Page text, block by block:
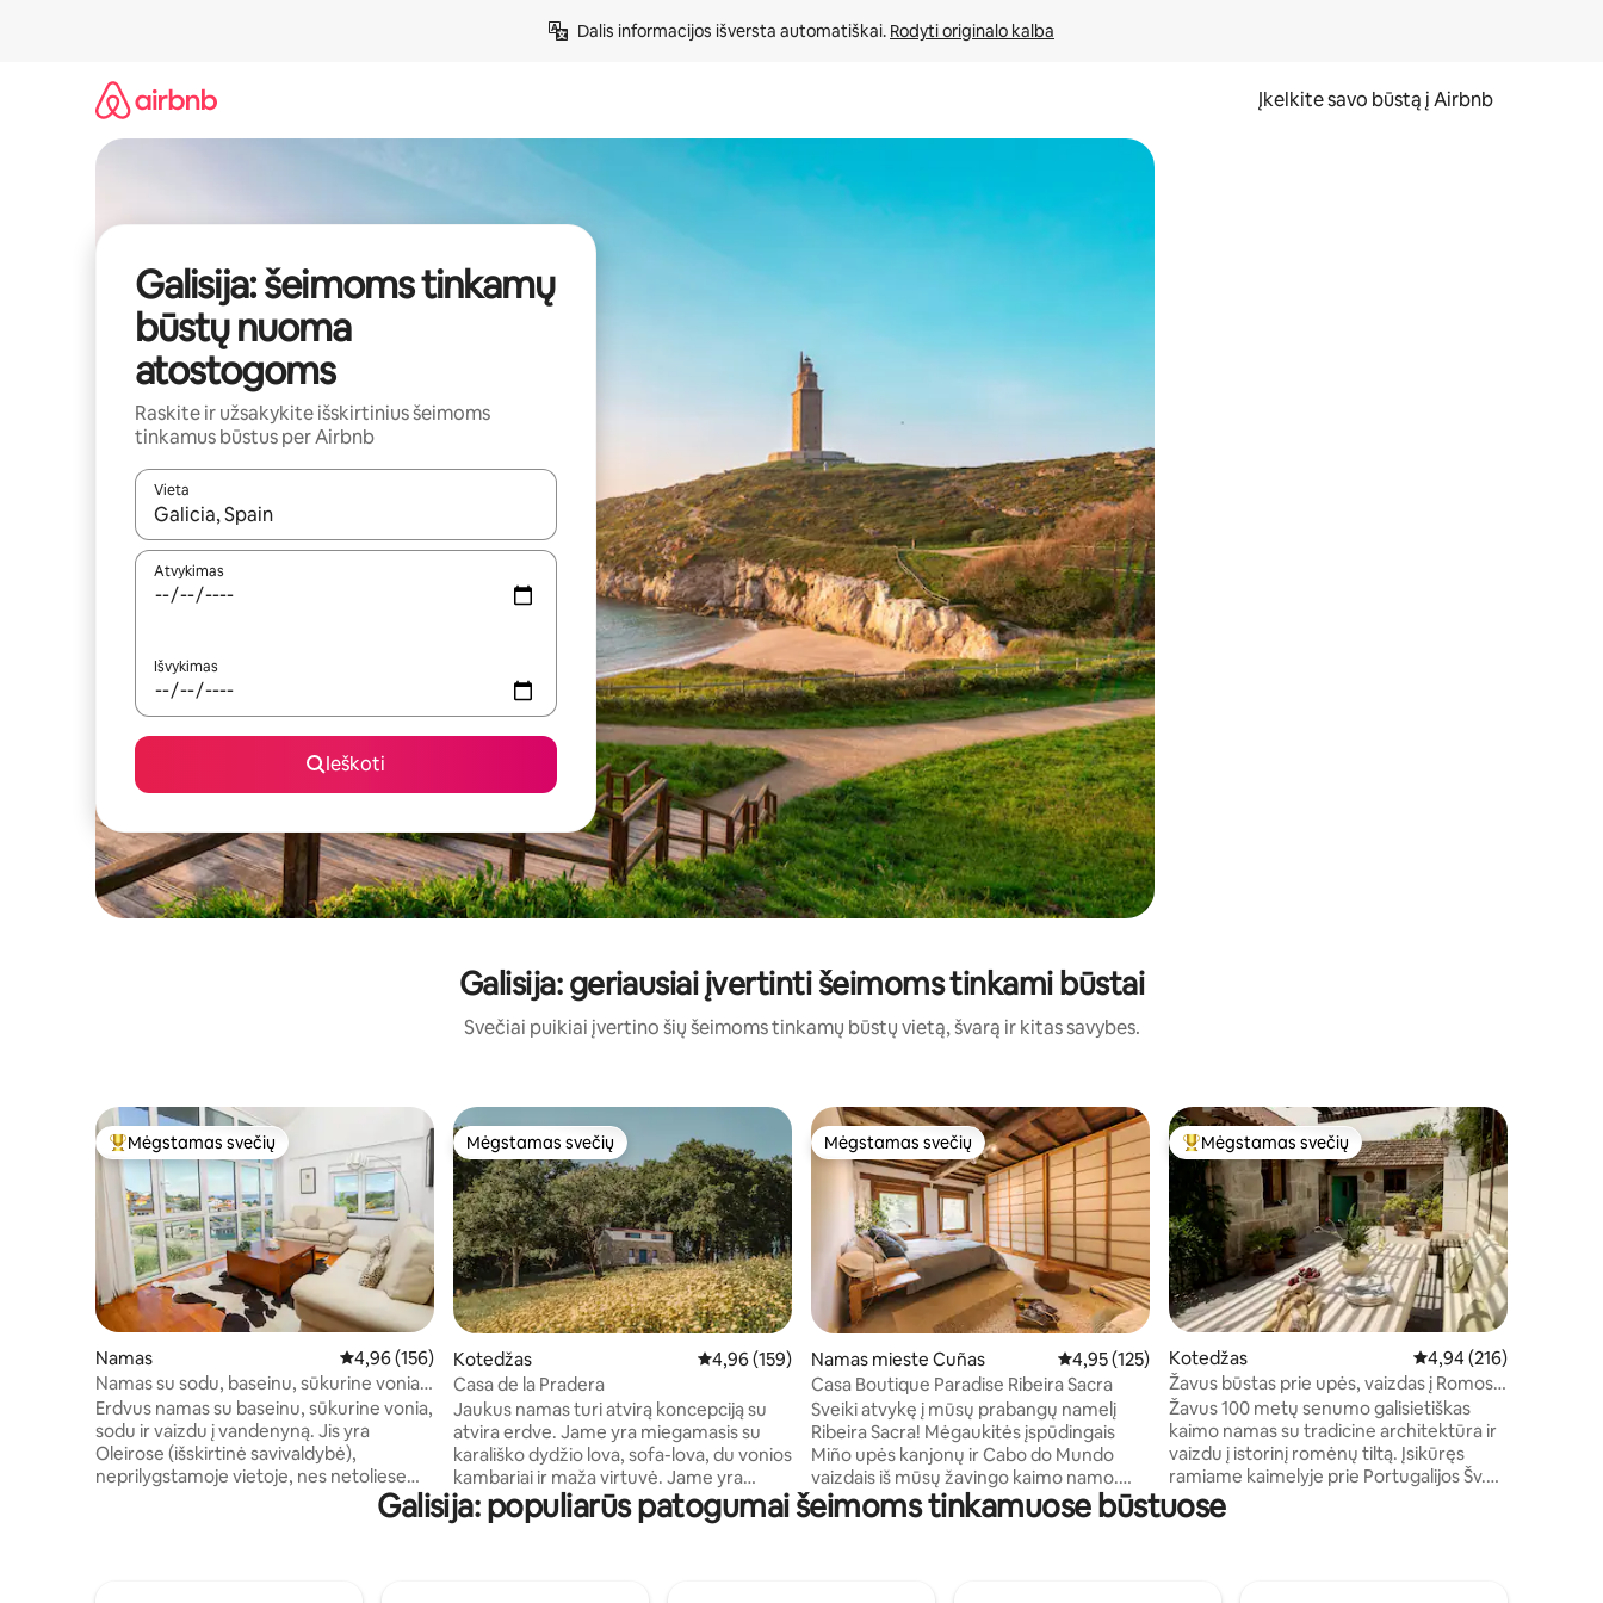
Dalis informacijos išversta automatiškai. Rodyti originalo kalba
Įkelkite savo būstą į Airbnb
Galisija: šeimoms tinkamų
būstų nuoma
atostogoms
Raskite ir užsakykite išskirtinius šeimoms
tinkamus būstus per Airbnb
Vieta
Kai pasirodys paieškos rezultatai, juos naršyti galite naudodami rodykles aukštyn ir žemyn arba liesdami ir braukdami per ekraną.
Atvykimas
Išvykimas
Ieškoti
Galisija: geriausiai įvertinti šeimoms tinkami būstai
Svečiai puikiai įvertino šių šeimoms tinkamų būstų vietą, švarą ir kitas savybes.
Svečių mėgstamiausias
Mėgstamas svečių
Namas Vidutinis įvertinimas: 4,96 iš 5, atsiliepimų: 156
4,96 (156)
Namas su sodu, baseinu, sūkurine vonia ir
vaizdu į jūrą.
Erdvus namas su baseinu, sūkurine vonia,
sodu ir vaizdu į vandenyną. Jis yra
Oleirose (išskirtinė savivaldybė),
neprilygstamoje vietoje, nes netoliese
Puerto de Lorbé, Mera paplūdimys ir
Mėgstamas svečių
Mėgstamas svečių
Kotedžas Vidutinis įvertinimas: 4,96 iš 5, atsiliepimų: 159
4,96 (159)
Casa de la Pradera
Jaukus namas turi atvirą koncepciją su
atvira erdve. Jame yra miegamasis su
karališko dydžio lova, sofa-lova, du vonios
kambariai ir maža virtuvė. Jame yra
nemokamas Wi-Fi, šildymas, sūkurinė
vonia ir plokščiaekranis televizorius.
Mėgstamas svečių
Mėgstamas svečių
Namas mieste Cuñas Vidutinis įvertinimas: 4,95 iš 5, atsiliepimų: 125
4,95 (125)
Casa Boutique Paradise Ribeira Sacra
Sveiki atvykę į mūsų prabangų namelį
Ribeira Sacra! Mėgaukitės įspūdingais
Miño upės kanjonų ir Cabo do Mundo
vaizdais iš mūsų žavingo kaimo namo.
Apsuptas vešlių vynuogynų ir
natūralizmo įkvėpto sodo, mūsų
Svečių mėgstamiausias
Mėgstamas svečių
Kotedžas Vidutinis įvertinimas:
4,94 (216)
Žavus būstas prie upės, vaizdas į Romos
tiltą
Žavus 100 metų senumo galisietiškas
kaimo namas su tradicine architektūra ir
vaizdu į istorinį romėnų tiltą. Įsikūręs
ramiame kaimelyje prie Portugalijos Šv.
Jokūbo kelio, vos už 12 km nuo
Pontevedros ir už 21 km nuo Vigo. Ši
Galisija: populiarūs patogumai šeimoms tinkamuose būstuose